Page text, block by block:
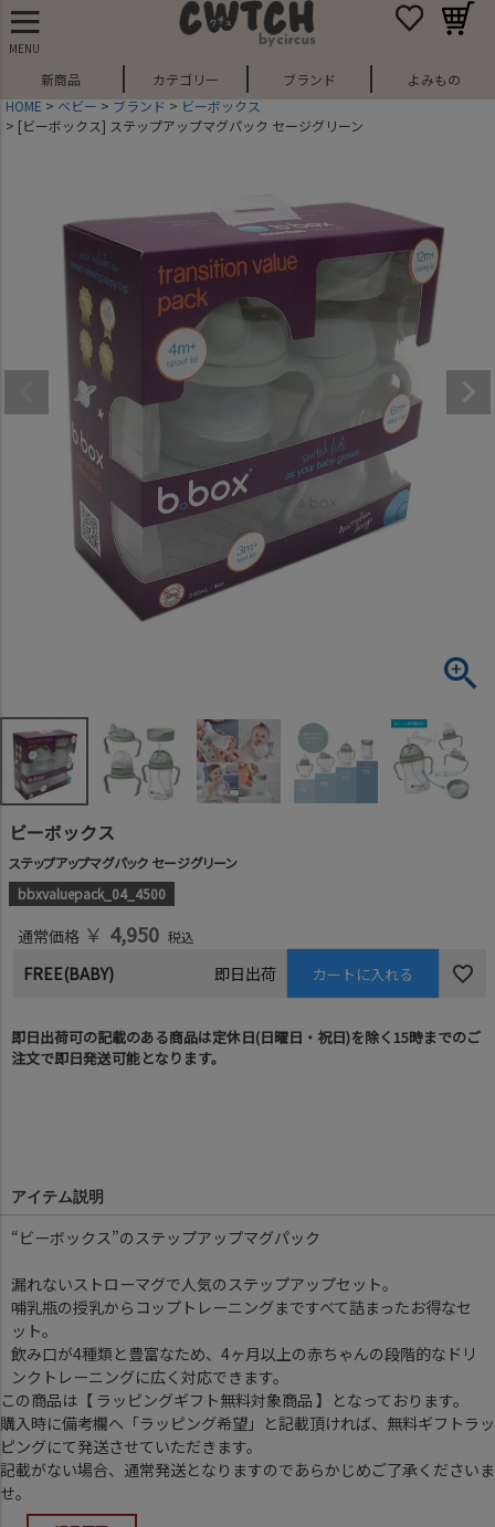
MENU
新商品 カテゴリー ブランド
よみもの
HOME
ベビー ブランド
ビーボックス
[ビーボックス] ステップアップマグパック セージグリーン
ビーボックス
ステップアップマグパック セージグリーン
bbxvaluepack_04_4500
通常価格 ￥ 4,950 税込
FREE(BABY) 即日出荷 カートに入れる
即日出荷可の記載のある商品は定休日(日曜日・祝日)を除く15時までのご
注文で即日発送可能となります。
アイテム説明
“ビーボックス”のステップアップマグパック
漏れないストローマグで人気のステップアップセット。
哺乳瓶の授乳からコップトレーニングまですべて詰まったお得なセ
ット。
飲み口が4種類と豊富なため、4ヶ月以上の赤ちゃんの段階的なドリ
ンクトレーニングに広く対応できます。
この商品は【 ラッピングギフト無料対象商品 】となっております。
購入時に備考欄へ「ラッピング希望」と記載頂ければ、無料ギフトラッ
ピングにて発送させていただきます。
記載がない場合、通常発送となりますのであらかじめご了承くださいま
せ。